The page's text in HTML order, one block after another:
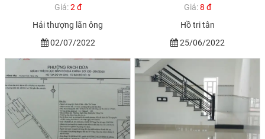
Giá:2 đ
Hải thượng lãn ông
02/07/2022
Giá:8 đ
Hồ tri tân
25/06/2022